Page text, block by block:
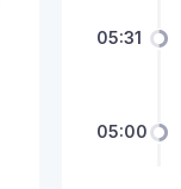
05:31
05:00